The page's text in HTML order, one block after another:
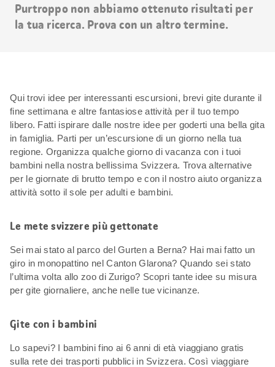
Purtroppo non abbiamo ottenuto risultati per
la tua ricerca. Prova con un altro termine.
Qui trovi idee per interessanti escursioni, brevi gite durante il
fine settimana e altre fantasiose attività per il tuo tempo
libero. Fatti ispirare dalle nostre idee per goderti una bella gita
in famiglia. Parti per un’escursione di un giorno nella tua
regione. Organizza qualche giorno di vacanza con i tuoi
bambini nella nostra bellissima Svizzera. Trova alternative
per le giornate di brutto tempo e con il nostro aiuto organizza
attività sotto il sole per adulti e bambini.
Le mete svizzere più gettonate
Sei mai stato al parco del Gurten a Berna? Hai mai fatto un
giro in monopattino nel Canton Glarona? Quando sei stato
l’ultima volta allo zoo di Zurigo? Scopri tante idee su misura
per gite giornaliere, anche nelle tue vicinanze.
Gite con i bambini
Lo sapevi? I bambini fino ai 6 anni di età viaggiano gratis
sulla rete dei trasporti pubblici in Svizzera. Così viaggiare